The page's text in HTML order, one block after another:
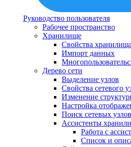
Руководство пользователя
Рабочее пространство
Хранилище
Свойства хранилища
Импорт данных
Дерево сети
Выделение узлов
Свойства сетевого
Изменение
Настройка
Поиск сетевых узлов
Ассистенты
Работа с
Список и